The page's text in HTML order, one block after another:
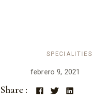
SPECIALITIES
febrero 9, 2021
Share :